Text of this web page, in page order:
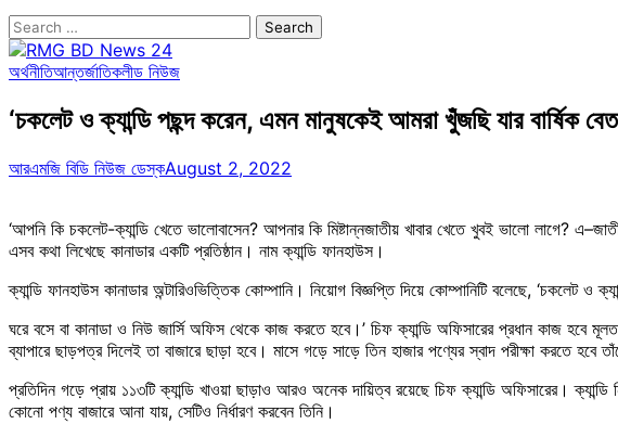
Search
for:
অর্থনীতিআন্তর্জাতিকলীড নিউজ
‘চকলেট ও ক্যান্ডি পছন্দ করেন, এমন মানুষকেই আমরা খুঁজছি যার বার্ষিক
আরএমজি বিডি নিউজ ডেস্কAugust 2, 2022
‘আপনি কি চকলেট-ক্যান্ডি খেতে ভালোবাসেন? আপনার কি মিষ্টান্নজাতীয় খাবার খেতে খুবই ভালো লাগে?
এসব কথা লিখেছে কানাডার একটি প্রতিষ্ঠান। নাম ক্যান্ডি ফানহাউস।
ক্যান্ডি ফানহাউস কানাডার অন্টারিওভিত্তিক কোম্পানি। নিয়োগ বিজ্ঞপ্তি দিয়ে কোম্পানিটি বলেছে, ‘চকলেট
ঘরে বসে বা কানাডা ও নিউ জার্সি অফিস থেকে কাজ করতে হবে।’ চিফ ক্যান্ডি অফিসারের প্রধান কাজ হবে
ব্যাপারে ছাড়পত্র দিলেই তা বাজারে ছাড়া হবে। মাসে গড়ে সাড়ে তিন হাজার পণ্যের স্বাদ পরীক্ষা করতে হবে
প্রতিদিন গড়ে প্রায় ১১৩টি ক্যান্ডি খাওয়া ছাড়াও আরও অনেক দায়িত্ব রয়েছে চিফ ক্যান্ডি অফিসারের।
কোনো পণ্য বাজারে আনা যায়, সেটিও নির্ধারণ করবেন তিনি।